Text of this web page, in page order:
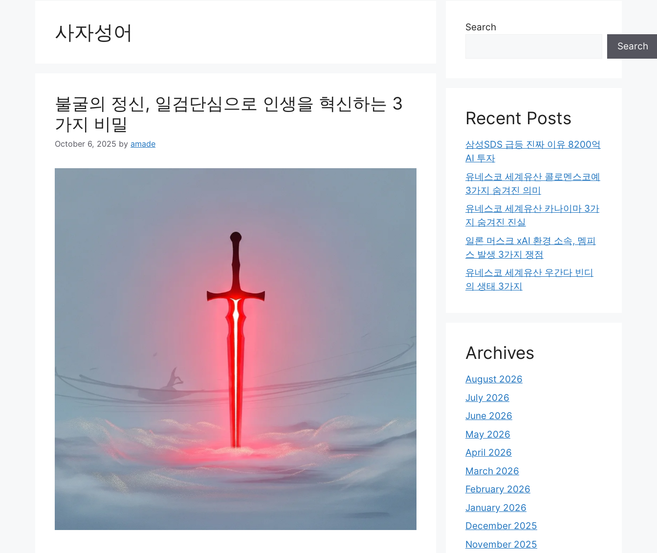
사자성어
불굴의 정신, 일검단심으로 인생을 혁신하는 3
가지 비밀
October 6, 2025 by amade
Search
Search
Recent Posts
삼성SDS 급등 진짜 이유 8200억
AI 투자
유네스코 세계유산 콜로멘스코예
3가지 숨겨진 의미
유네스코 세계유산 카나이마 3가
지 숨겨진 진실
일론 머스크 xAI 환경 소속, 멤피
스 발생 3가지 쟁점
유네스코 세계유산 우간다 빈디
의 생태 3가지
Archives
August 2026
July 2026
June 2026
May 2026
April 2026
March 2026
February 2026
January 2026
December 2025
November 2025